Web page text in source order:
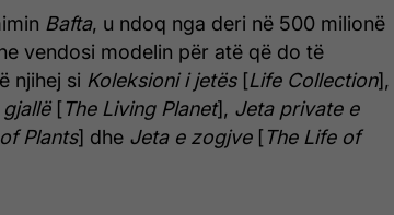
Bafta, u ndoq nga deri në 500 milionë
vendosi modelin për atë që do të
njihej si Koleksioni i jetës[Life Collection],
gjallë[The Living Planet], Jeta private e
Plants] dhe Jeta e zogjve[The Life of